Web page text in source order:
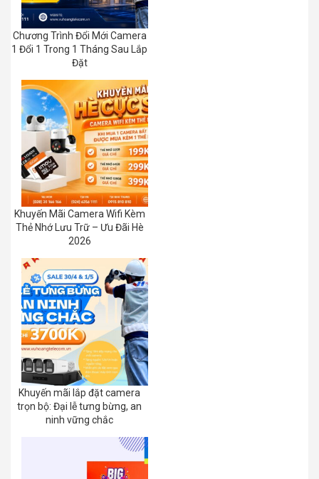
Chương Trình Đổi Mới Camera
1 Đổi 1 Trong 1 Tháng Sau Lắp
Đặt
Khuyến Mãi Camera Wifi Kèm
Thẻ Nhớ Lưu Trữ – Ưu Đãi Hè
2026
Khuyến mãi lắp đặt camera
trọn bộ: Đại lễ tưng bừng, an
ninh vững chắc